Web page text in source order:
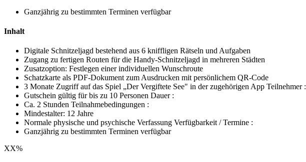
Ganzjährig zu bestimmten Terminen verfügbar
Inhalt
Digitale Schnitzeljagd bestehend aus 6 kniffligen Rätseln und Aufgaben
Zugang zu fertigen Routen für die Handy-Schnitzeljagd in mehreren Städten
Zusatzoption: Festlegen einer individuellen Wunschroute
Schatzkarte als PDF-Dokument zum Ausdrucken mit persönlichem QR-Code
3 Monate Zugriff auf das Spiel „Der Vergiftete See" in der zugehörigen App Teilnehmer :
Gutschein gültig für bis zu 10 Personen Dauer :
Ca. 2 Stunden Teilnahmebedingungen :
Mindestalter: 12 Jahre
Normale physische und psychische Verfassung Verfügbarkeit / Termine :
Ganzjährig zu bestimmten Terminen verfügbar
XX%